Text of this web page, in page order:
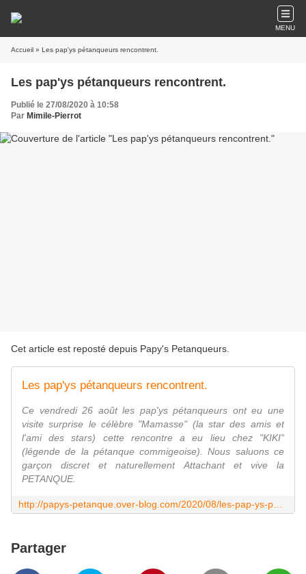
MENU
Accueil » Les pap'ys pétanqueurs rencontrent.
Les pap'ys pétanqueurs rencontrent.
Publié le 27/08/2020 à 10:58
Par Mimile-Pierrot
Cet article est reposté depuis Papy's Petanqueurs
Les pap'ys pétanqueurs rencontrent.
Ce vendredi 26 août les pap'ys pétanqueurs ont eu une
visite surprise le célèbre "Mamasse" (la star des amis et
l'ami des stars) cette rencontre a eu lieu chez "KIKI"
(légende de la pétanque commigeoise). Nous saluons ce
garçon discret et naturellement Attachant et vive la
PETANQUE.
Partager